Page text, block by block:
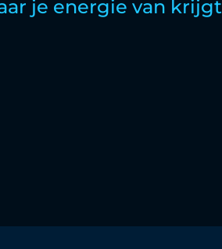
je energie van krijgt